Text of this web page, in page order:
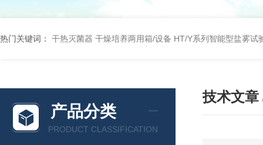
热门关键词： 干热灭菌器 干燥培养两用箱/设备 HT/Y系列智能型盐雾试
产品分类
PRODUCT CLASSIFICATION
技术文章